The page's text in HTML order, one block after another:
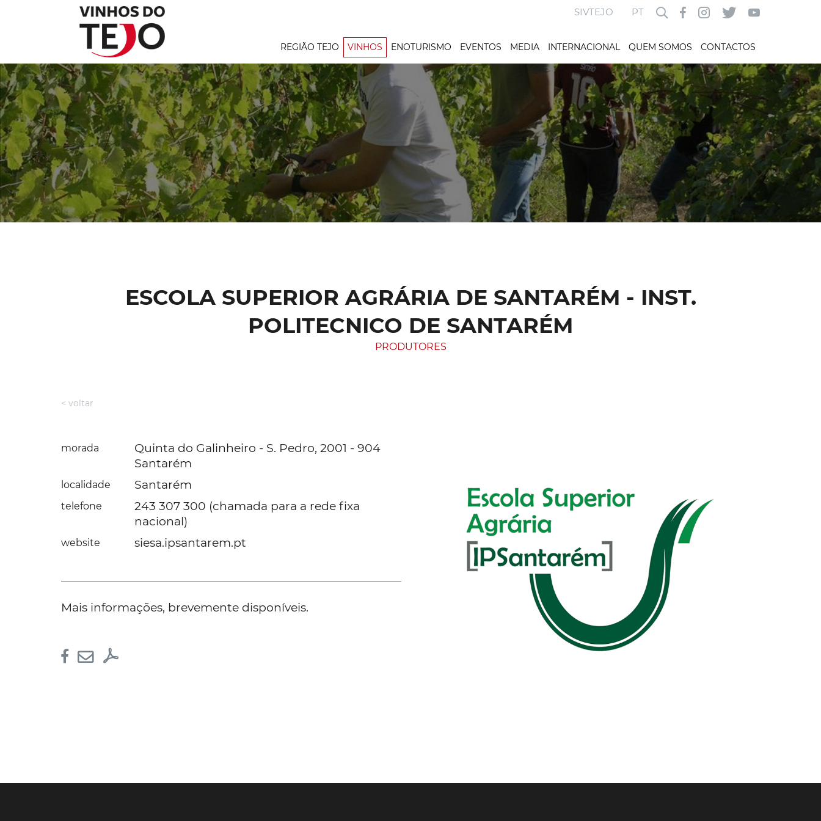
SIVTEJO PT
REGIÃO TEJO VINHOS ENOTURISMO EVENTOS MEDIA INTERNACIONAL QUEM SOMOS CONTACTOS
ESCOLA SUPERIOR AGRÁRIA DE SANTARÉM - INST.
POLITECNICO DE SANTARÉM
PRODUTORES
< voltar
morada
Quinta do Galinheiro - S. Pedro, 2001 - 904
Santarém
localidade Santarém
telefone
243 307 300 (chamada para a rede fixa
nacional)
website siesa.ipsantarem.pt
Mais informações, brevemente disponíveis.